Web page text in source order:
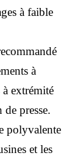
à faible
à
extrémité
presse.
polyvalente
et les